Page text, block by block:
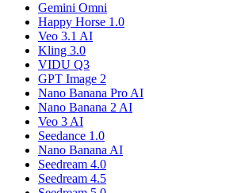
Gemini Omni
Happy Horse 1.0
Veo 3.1 AI
Kling 3.0
VIDU Q3
GPT Image 2
Nano Banana Pro AI
Nano Banana 2 AI
Veo 3 AI
Seedance 1.0
Nano Banana AI
Seedream 4.0
Seedream 4.5